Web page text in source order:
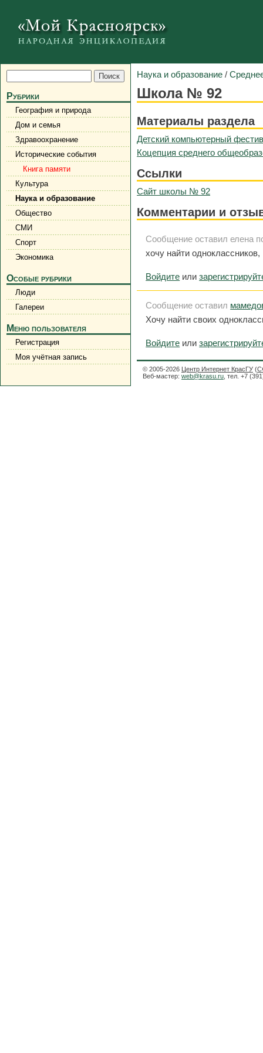
Рубрики
География и природа
Дом и семья
Здравоохранение
Исторические события
Книга памяти
Культура
Наука и образование
Общество
СМИ
Спорт
Экономика
Особые рубрики
Люди
Галереи
Меню пользователя
Регистрация
Моя учётная запись
Наука и образование /
Школа № 92
Материалы раздела
Детский компьютерный
Коцепция среднего
Ссылки
Сайт школы № 92
Комментарии и
Сообщение оставил елена
хочу найти
Войдите или
Сообщение оставил
Хочу найти своих
Войдите или
© 2005-2026 Центр Интернет КрасГУ (
Веб-мастер: web@krasu.ru , тел. +7